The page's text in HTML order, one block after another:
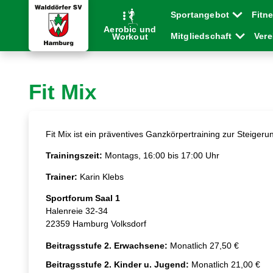
Aerobic und
Workout
Sportangebot
Mitgliedschaft
Fit Mix
Fit Mix ist ein präventives Ganzkörpertraining zur
Trainingszeit: Montags, 16:00 bis 17:00 Uhr
Trainer: Karin Klebs
Sportforum Saal 1
Halenreie 32-34
22359 Hamburg Volksdorf
Beitragsstufe 2. Erwachsene: Monatlich 27,50 €
Beitragsstufe 2. Kinder u. Jugend: Monatlich 21,00 €